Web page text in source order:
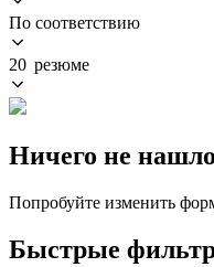
По соответствию
20 резюме
Ничего не
Попробуйте изменить
Быстрые